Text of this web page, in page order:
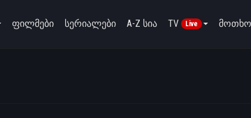
ფილმები სერიალები A-Z სია TV Live